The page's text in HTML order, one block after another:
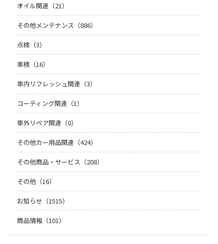
オイル関連（21）
その他メンテナンス（886）
点検（3）
車検（16）
車内リフレッシュ関連（3）
コーティング関連（1）
車外リペア関連（0）
その他カー用品関連（424）
その他商品・サービス（208）
その他（16）
お知らせ（1515）
商品情報（101）